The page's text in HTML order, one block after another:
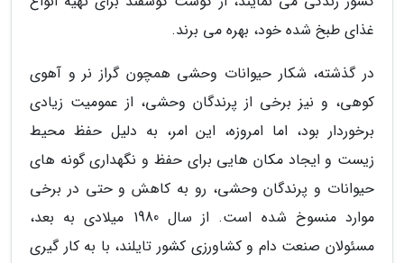
غذای طبخ شده خود، بهره می برند.
در گذشته، شکار حیوانات وحشی همچون گراز نر و آهوی
کوهی، و نیز برخی از پرندگان وحشی، از عمومیت زیادی
برخوردار بود، اما امروزه، این امر، به دلیل حفظ محیط
زیست و ایجاد مکان هایی برای حفظ و نگهداری گونه های
حیوانات و پرندگان وحشی، رو به کاهش و حتی در برخی
موارد منسوخ شده است. از سال 1980 میلادی به بعد،
مسئولان صنعت دام و کشاورزی کشور تایلند، با به کار گیری